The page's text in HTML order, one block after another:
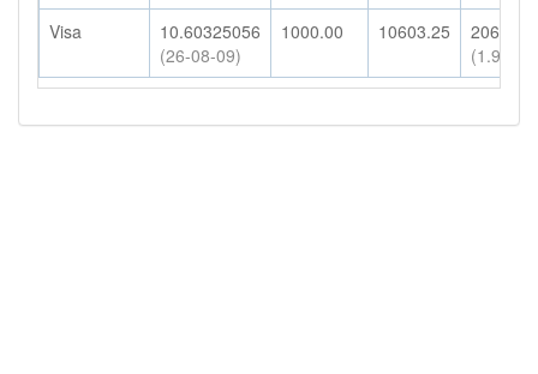
Visa
10.60325056
(26-08-09)
1000.00 10603.25
206.76
(1.95%)